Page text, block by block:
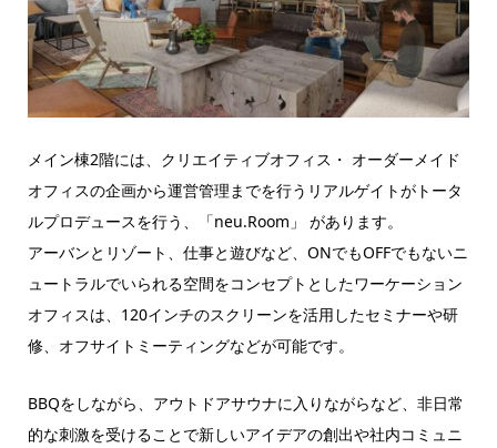
メイン棟2階には、クリエイティブオフィス・ オーダーメイド
オフィスの企画から運営管理までを行うリアルゲイトがトータ
ルプロデュースを行う、「neu.Room」 があります。
アーバンとリゾート、仕事と遊びなど、ONでもOFFでもないニ
ュートラルでいられる空間をコンセプトとしたワーケーション
オフィスは、120インチのスクリーンを活用したセミナーや研
修、オフサイトミーティングなどが可能です。
BBQをしながら、アウトドアサウナに入りながらなど、非日常
的な刺激を受けることで新しいアイデアの創出や社内コミュニ